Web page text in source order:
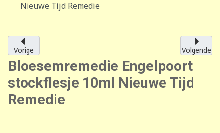
Nieuwe Tijd Remedie
Vorige Volgende
Bloesemremedie Engelpoort
stockflesje 10ml Nieuwe Tijd
Remedie